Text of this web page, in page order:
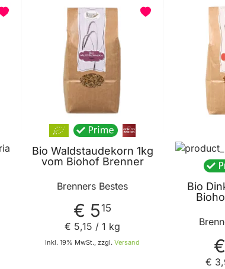
Bio Waldstaudekorn 1kg
vom Biohof Brenner
Brenners Bestes
€ 515
Inkl. 19% MwSt., zzgl. Versand
€ 5,15 / 1 kg
Bio
€ 3,